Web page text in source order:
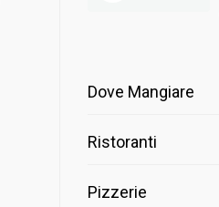
Dove Mangiare
Ristoranti
Pizzerie